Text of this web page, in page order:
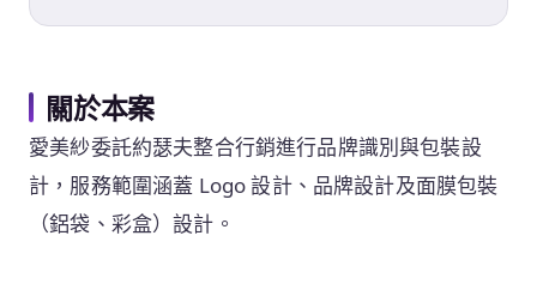
關於本案
愛美紗委託約瑟夫整合行銷進行品牌識別與包裝設
計，服務範圍涵蓋 Logo 設計、品牌設計及面膜包裝
（鋁袋、彩盒）設計。